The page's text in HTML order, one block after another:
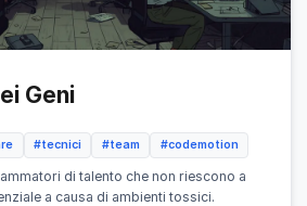
Geni
#tecnici #team #codemotion
di talento che non riescono a
a causa di ambienti tossici.